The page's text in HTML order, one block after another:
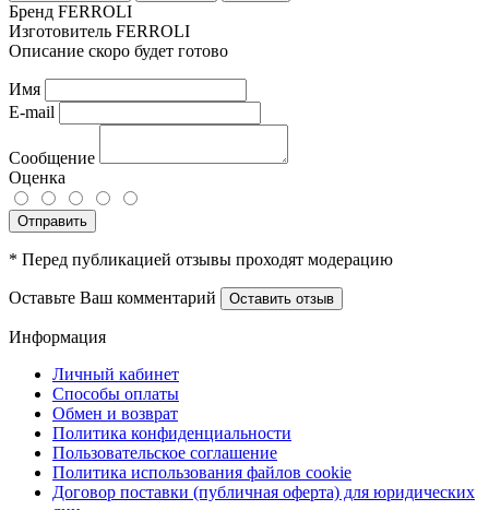
Бренд FERROLI
Изготовитель FERROLI
Описание скоро будет готово
Имя
E-mail
Сообщение
Оценка
Отправить
* Перед публикацией отзывы проходят модерацию
Оставьте Ваш комментарий Оставить отзыв
Информация
Личный кабинет
Способы оплаты
Обмен и возврат
Политика конфиденциальности
Пользовательское соглашение
Политика использования файлов cookie
Договор поставки (публичная оферта) для юридических